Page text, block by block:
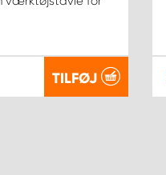
TILFØJ